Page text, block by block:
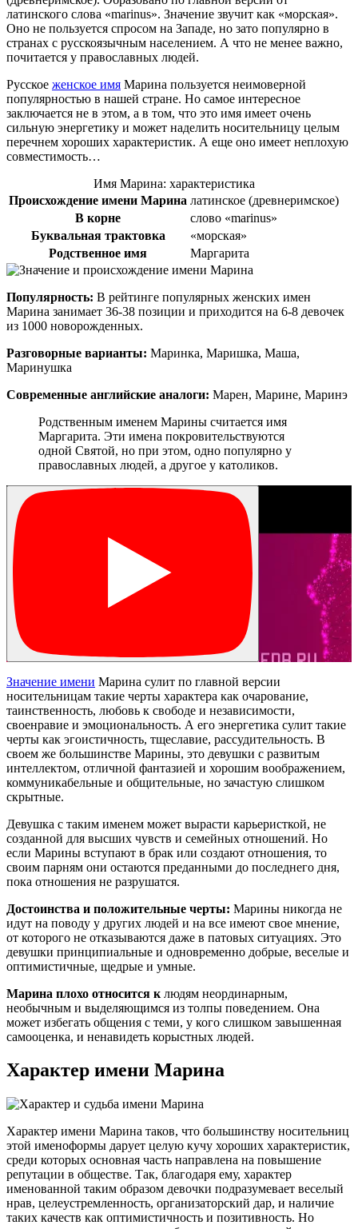
латинского слова «marinus». Значение звучит как «морская».
Оно не пользуется спросом на Западе, но зато популярно в
странах с русскоязычным населением. А что не менее важно,
почитается у православных людей.
Русское женское имя Марина пользуется неимоверной
популярностью в нашей стране. Но самое интересное
заключается не в этом, а в том, что это имя имеет очень
сильную энергетику и может наделить носительницу целым
перечнем хороших характеристик. А еще оно имеет неплохую
совместимость…
Имя Марина: характеристика
Происхождение имени Марина латинское (древнеримское)
В корне
слово «marinus»
Буквальная трактовка
«морская»
Родственное имя
Маргарита
Популярность: В рейтинге популярных женских имен
Марина занимает 36-38 позиции и приходится на 6-8 девочек
из 1000 новорожденных.
Разговорные варианты: Маринка, Маришка, Маша,
Маринушка
Современные английские аналоги: Марен, Марине, Маринэ
Родственным именем Марины считается имя
Маргарита. Эти имена покровительствуются
одной Святой, но при этом, одно популярно у
православных людей, а другое у католиков.
Значение имени Марина сулит по главной версии
носительницам такие черты характера как очарование,
таинственность, любовь к свободе и независимости,
своенравие и эмоциональность. А его энергетика сулит такие
черты как эгоистичность, тщеславие, рассудительность. В
своем же большинстве Марины, это девушки с развитым
интеллектом, отличной фантазией и хорошим воображением,
коммуникабельные и общительные, но зачастую слишком
скрытные.
Девушка с таким именем может вырасти карьеристкой, не
созданной для высших чувств и семейных отношений. Но
если Марины вступают в брак или создают отношения, то
своим парням они остаются преданными до последнего дня,
пока отношения не разрушатся.
Достоинства и положительные черты: Марины никогда не
идут на поводу у других людей и на все имеют свое мнение,
от которого не отказываются даже в патовых ситуациях. Это
девушки принципиальные и одновременно добрые, веселые и
оптимистичные, щедрые и умные.
Марина плохо относится к людям неординарным,
необычным и выделяющимся из толпы поведением. Она
может избегать общения с теми, у кого слишком завышенная
самооценка, и ненавидеть корыстных людей.
Характер имени Марина
Характер имени Марина таков, что большинству носительниц
этой именоформы дарует целую кучу хороших характеристик,
среди которых основная часть направлена на повышение
репутации в обществе. Так, благодаря ему, характер
именованной таким образом девочки подразумевает веселый
нрав, целеустремленность, организаторский дар, и наличие
таких качеств как оптимистичность и позитивность. Но